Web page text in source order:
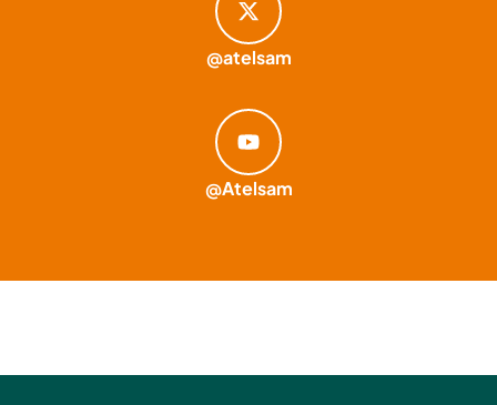
@atelsam
@Atelsam